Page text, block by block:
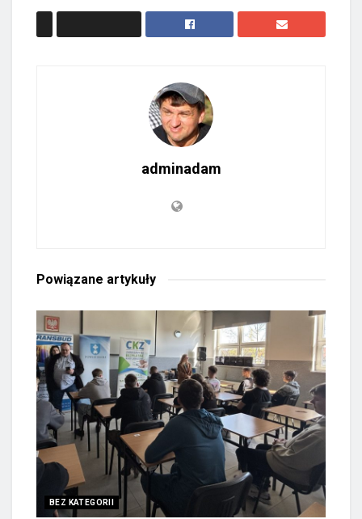
adminadam
Powiązane artykuły
BEZ KATEGORII